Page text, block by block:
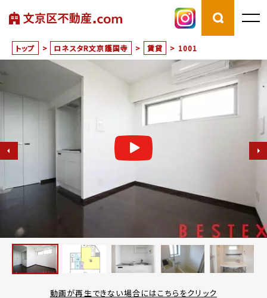
トップ > ロネスタR文京護国寺 > 賃貸 > 1001
動画が再生できない場合にはこちらをクリック